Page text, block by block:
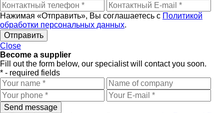
Нажимая «Отправить», Вы соглашаетесь с Политикой
обработки персональных данных.
Close
Become a supplier
Fill out the form below, our specialist will contact you soon.
* - required fields